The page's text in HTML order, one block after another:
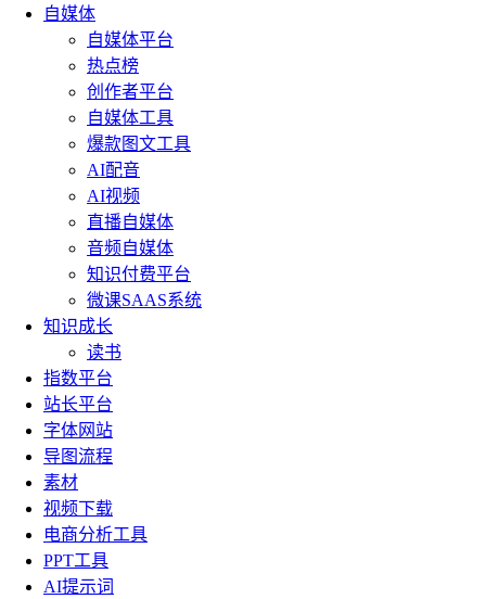
自媒体
自媒体平台
热点榜
创作者平台
自媒体工具
爆款图文工具
AI配音
AI视频
直播自媒体
音频自媒体
知识付费平台
微课SAAS系统
知识成长
读书
指数平台
站长平台
字体网站
导图流程
素材
视频下载
电商分析工具
PPT工具
AI提示词